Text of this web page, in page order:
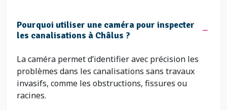
Pourquoi utiliser une caméra pour inspecter
les canalisations à Châlus ?
La caméra permet d’identifier avec précision les
problèmes dans les canalisations sans travaux
invasifs, comme les obstructions, fissures ou
racines.